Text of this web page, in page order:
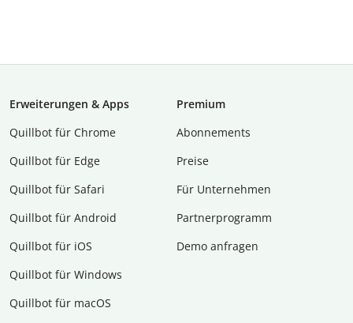
Erweiterungen & Apps
Quillbot für Chrome
Quillbot für Edge
Quillbot für Safari
Quillbot für Android
Quillbot für iOS
Quillbot für Windows
Quillbot für macOS
Premium
Abon­ne­ments
Preise
Für Unternehmen
Partnerprogramm
Demo anfragen